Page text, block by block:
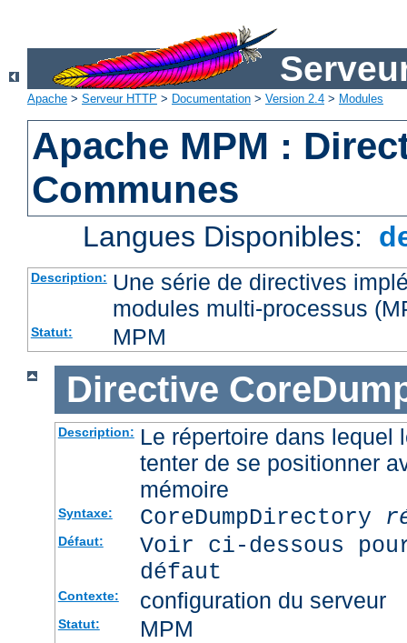
Apache > Serveur HTTP > Documentation > Version 2.4 > Modules
Apache MPM :
Communes
Langues Disponibles:
Description: Une série de directives
modules multi-processus
Statut: MPM
Directive
Description: Le répertoire dans lequel
tenter de se positionner
mémoire
Syntaxe: CoreDumpDirectory
Défaut:
Voir ci-dessous
défaut
Contexte: configuration du serveur
Statut: MPM